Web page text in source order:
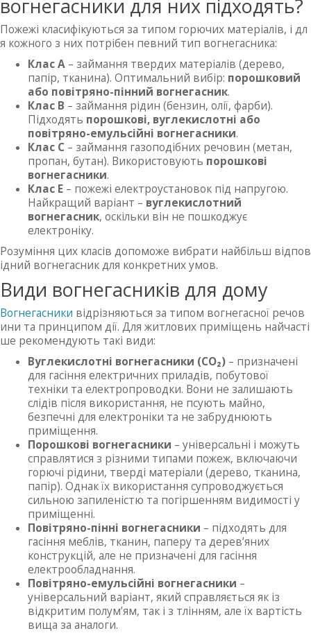
вогнегасники для них підходять?
Пожежі класифікуються за типом горючих матеріалів, і дл
я кожного з них потрібен певний тип вогнегасника:
Клас A – займання твердих матеріалів (дерево,
папір, тканина). Оптимальний вибір: порошковий
або повітряно-пінний вогнегасник.
Клас B – займання рідин (бензин, олії, фарби).
Підходять порошкові, вуглекислотні або
повітряно-емульсійні вогнегасники.
Клас C – займання газоподібних речовин (метан,
пропан, бутан). Використовують порошкові
вогнегасники.
Клас E – пожежі електроустановок під напругою.
Найкращий варіант – вуглекислотний
вогнегасник, оскільки він не пошкоджує
електроніку.
Розуміння цих класів допоможе вибрати найбільш відпов
ідний вогнегасник для конкретних умов.
Види вогнегасників для дому
Вогнегасники відрізняються за типом вогнегасної речов
ини та принципом дії. Для житлових приміщень найчасті
ше рекомендують такі види:
Вуглекислотні вогнегасники (CO₂) – призначені
для гасіння електричних приладів, побутової
техніки та електропроводки. Вони не залишають
слідів після використання, не псують майно,
безпечні для електроніки та не забруднюють
приміщення.
Порошкові вогнегасники – універсальні і можуть
справлятися з різними типами пожеж, включаючи
горючі рідини, тверді матеріали (дерево, тканина,
папір). Однак їх використання супроводжується
сильною запиленістю та погіршенням видимості у
приміщенні.
Повітряно-пінні вогнегасники – підходять для
гасіння меблів, тканин, паперу та дерев’яних
конструкцій, але не призначені для гасіння
електрообладнання.
Повітряно-емульсійні вогнегасники –
універсальний варіант, який справляється як із
відкритим полум’ям, так і з тлінням, але їх вартість
вища за аналоги.